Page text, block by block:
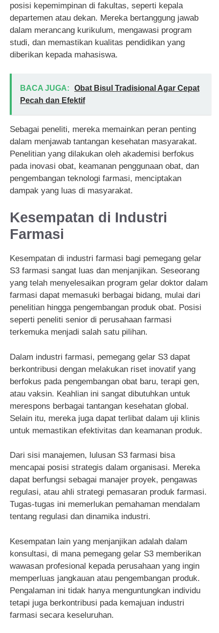
posisi kepemimpinan di fakultas, seperti kepala
departemen atau dekan. Mereka bertanggung jawab
dalam merancang kurikulum, mengawasi program
studi, dan memastikan kualitas pendidikan yang
diberikan kepada mahasiswa.
BACA JUGA:
Obat Bisul Tradisional Agar Cepat
Pecah dan Efektif
Sebagai peneliti, mereka memainkan peran penting
dalam menjawab tantangan kesehatan masyarakat.
Penelitian yang dilakukan oleh akademisi berfokus
pada inovasi obat, keamanan penggunaan obat, dan
pengembangan teknologi farmasi, menciptakan
dampak yang luas di masyarakat.
Kesempatan di Industri
Farmasi
Kesempatan di industri farmasi bagi pemegang gelar
S3 farmasi sangat luas dan menjanjikan. Seseorang
yang telah menyelesaikan program gelar doktor dalam
farmasi dapat memasuki berbagai bidang, mulai dari
penelitian hingga pengembangan produk obat. Posisi
seperti peneliti senior di perusahaan farmasi
terkemuka menjadi salah satu pilihan.
Dalam industri farmasi, pemegang gelar S3 dapat
berkontribusi dengan melakukan riset inovatif yang
berfokus pada pengembangan obat baru, terapi gen,
atau vaksin. Keahlian ini sangat dibutuhkan untuk
merespons berbagai tantangan kesehatan global.
Selain itu, mereka juga dapat terlibat dalam uji klinis
untuk memastikan efektivitas dan keamanan produk.
Dari sisi manajemen, lulusan S3 farmasi bisa
mencapai posisi strategis dalam organisasi. Mereka
dapat berfungsi sebagai manajer proyek, pengawas
regulasi, atau ahli strategi pemasaran produk farmasi.
Tugas-tugas ini memerlukan pemahaman mendalam
tentang regulasi dan dinamika industri.
Kesempatan lain yang menjanjikan adalah dalam
konsultasi, di mana pemegang gelar S3 memberikan
wawasan profesional kepada perusahaan yang ingin
memperluas jangkauan atau pengembangan produk.
Pengalaman ini tidak hanya menguntungkan individu
tetapi juga berkontribusi pada kemajuan industri
farmasi secara keseluruhan.